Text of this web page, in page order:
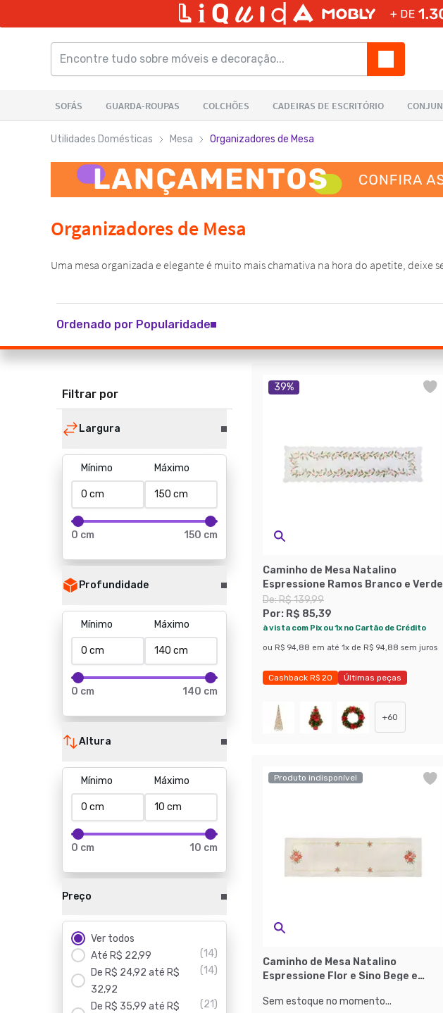
Utilidades Domésticas Mesa Organizadores de Mesa
Ordenado por Popularidade
Filtrar por
Largura
Mínimo Máximo
0 cm 150 cm
Profundidade
Mínimo Máximo
0 cm 140 cm
Altura
Mínimo Máximo
0 cm 10 cm
Preço
Ver todos
Até R$ 22,99
(14)
De R$ 24,92 até R$
32,92
(14)
De R$ 35,99 até R$
(21)
39%
Caminho de Mesa Natalino
Espressione Ramos Branco e Verde
De:R$ 139,99
Por: R$ 85,39
à vista com Pix ou 1x no Cartão de Crédito
ou R$ 94,88 em até 1x de R$ 94,88 sem juros
Cashback R$ 20
Últimas peças
+60
Produto indisponível
Caminho de Mesa Natalino
Espressione Flor e Sino Bege e
Sem estoque no momento...